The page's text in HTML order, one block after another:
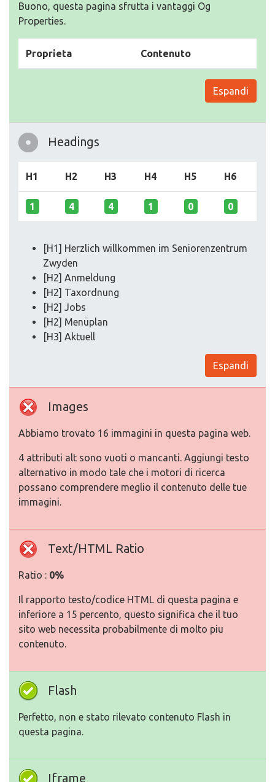
Buono, questa pagina sfrutta i vantaggi Og
Properties.
Proprieta Contenuto
Espandi
Headings
H1 H2 H3 H4 H5 H6
1 4 4 1 0 0
[H1] Herzlich willkommen im Seniorenzentrum
Zwyden
[H2] Anmeldung
[H2] Taxordnung
[H2] Jobs
[H2] Menüplan
[H3] Aktuell
Espandi
Images
Abbiamo trovato 16 immagini in questa pagina web.
4 attributi alt sono vuoti o mancanti. Aggiungi testo
alternativo in modo tale che i motori di ricerca
possano comprendere meglio il contenuto delle tue
immagini.
Text/HTML Ratio
Ratio : 0%
Il rapporto testo/codice HTML di questa pagina e
inferiore a 15 percento, questo significa che il tuo
sito web necessita probabilmente di molto piu
contenuto.
Flash
Perfetto, non e stato rilevato contenuto Flash in
questa pagina.
Iframe